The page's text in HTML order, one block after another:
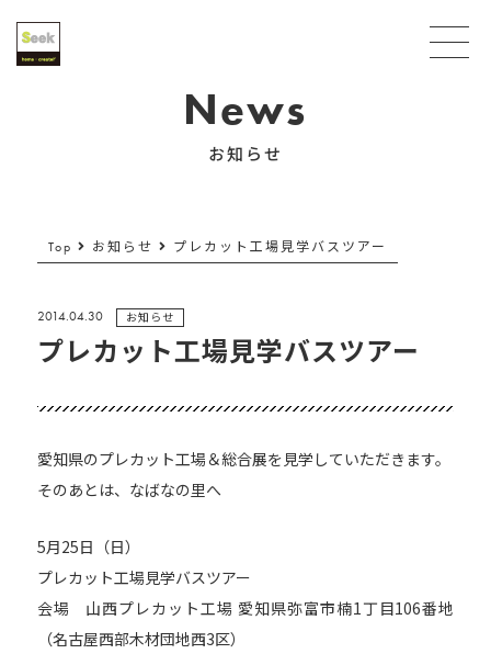
News
お知らせ
Top お知らせ プレカット工場見学バスツアー
2014.04.30 お知らせ
プレカット工場見学バスツアー
愛知県のプレカット工場＆総合展を見学していただきます。
そのあとは、なばなの里へ
5月25日（日）
プレカット工場見学バスツアー
会場 山西プレカット工場 愛知県弥富市楠1丁目106番地
（名古屋西部木材団地西3区）